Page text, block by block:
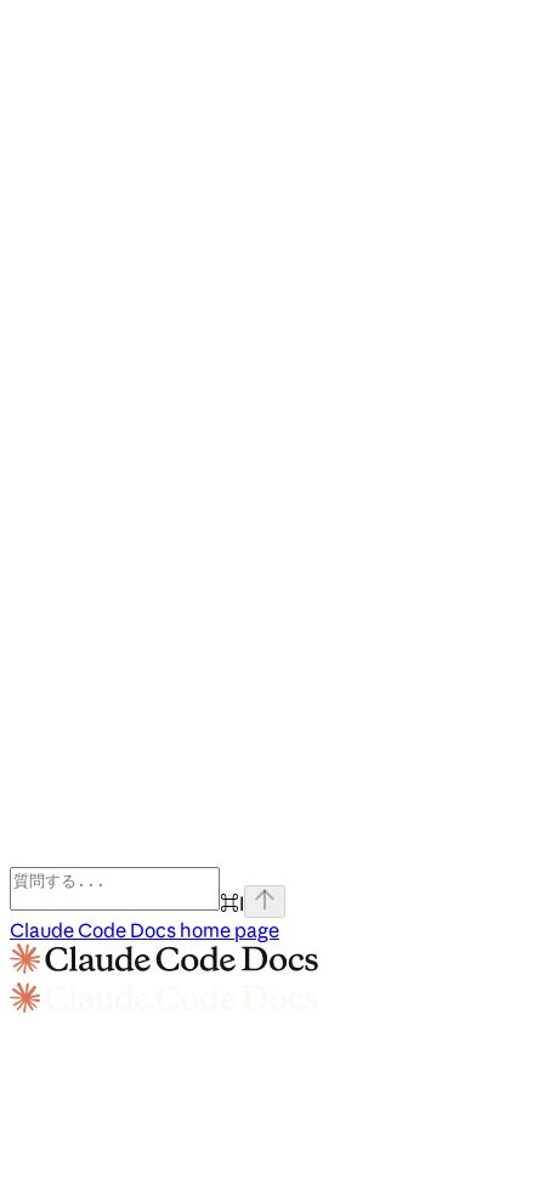
⌘I
Claude Code Docs home page